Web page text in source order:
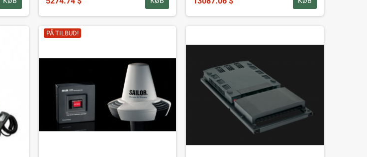
PÅ TILBUD!